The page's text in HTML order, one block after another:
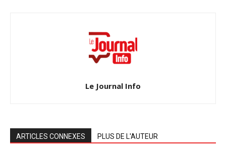
Le Journal Info
ARTICLES CONNEXES PLUS DE L'AUTEUR